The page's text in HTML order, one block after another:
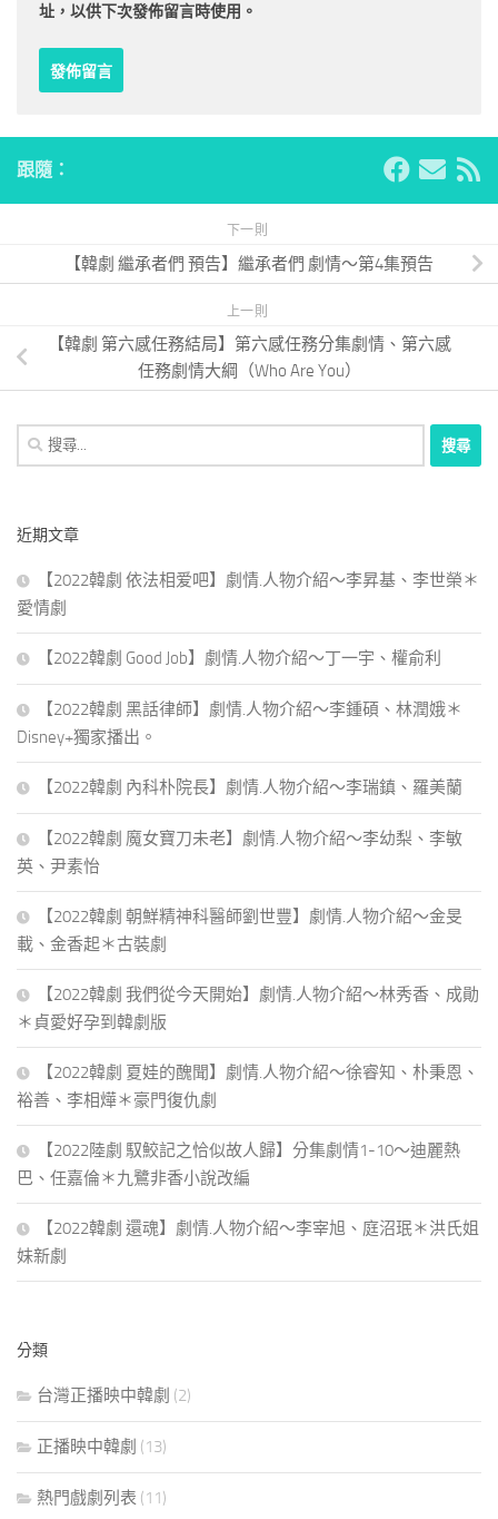
址，以供下次發佈留言時使用。
跟隨：
下一則
【韓劇 繼承者們 預告】繼承者們 劇情～第4集預告
上一則
【韓劇 第六感任務結局】第六感任務分集劇情、第六感
任務劇情大綱（Who Are You）
搜
尋
字:
近期文章
【2022韓劇 依法相爱吧】劇情.人物介紹～李昇基、李世榮＊
愛情劇
【2022韓劇 Good Job】劇情.人物介紹～丁一宇、權俞利
【2022韓劇 黑話律師】劇情.人物介紹～李鍾碩、林潤娥＊
Disney+獨家播出。
【2022韓劇 內科朴院長】劇情.人物介紹～李瑞鎮、羅美蘭
【2022韓劇 魔女寶刀未老】劇情.人物介紹～李幼梨、李敏
英、尹素怡
【2022韓劇 朝鮮精神科醫師劉世豐】劇情.人物介紹～金旻
載、金香起＊古裝劇
【2022韓劇 我們從今天開始】劇情.人物介紹～林秀香、成勛
＊貞愛好孕到韓劇版
【2022韓劇 夏娃的醜聞】劇情.人物介紹～徐睿知、朴秉恩、
裕善、李相燁＊豪門復仇劇
【2022陸劇 馭鮫記之恰似故人歸】分集劇情1-10～迪麗熱
巴、任嘉倫＊九鷺非香小說改編
【2022韓劇 還魂】劇情.人物介紹～李宰旭、庭沼珉＊洪氏姐
妹新劇
分類
台灣正播映中韓劇 (2)
正播映中韓劇 (13)
熱門戲劇列表 (11)